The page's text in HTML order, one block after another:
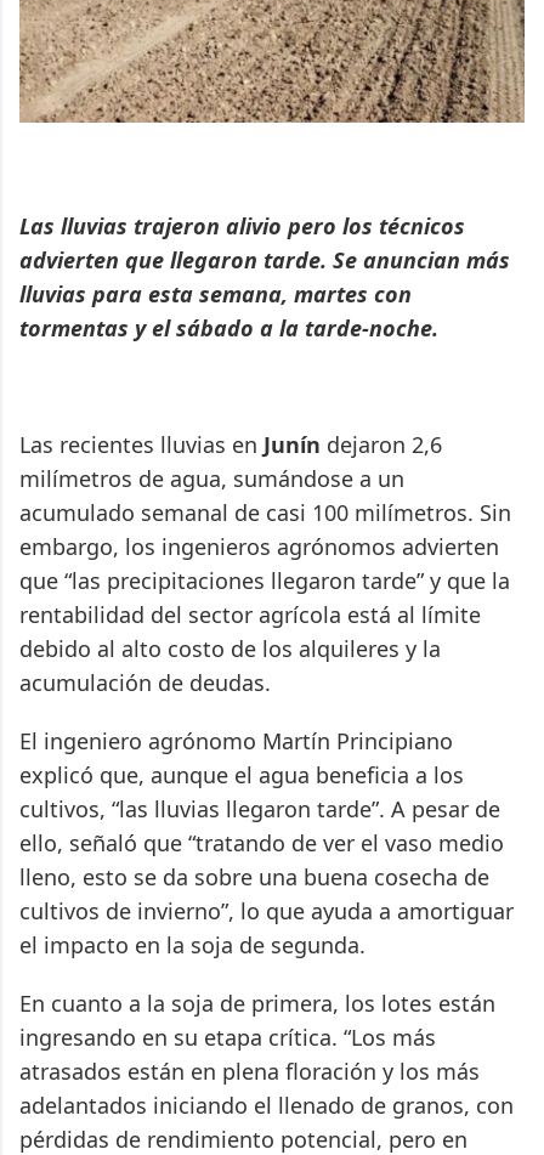
Las lluvias trajeron alivio pero los técnicos
advierten que llegaron tarde. Se anuncian más
lluvias para esta semana, martes con
tormentas y el sábado a la tarde-noche.
Las recientes lluvias en Junín dejaron 2,6
milímetros de agua, sumándose a un
acumulado semanal de casi 100 milímetros. Sin
embargo, los ingenieros agrónomos advierten
que “las precipitaciones llegaron tarde” y que la
rentabilidad del sector agrícola está al límite
debido al alto costo de los alquileres y la
acumulación de deudas.
El ingeniero agrónomo Martín Principiano
explicó que, aunque el agua beneficia a los
cultivos, “las lluvias llegaron tarde”. A pesar de
ello, señaló que “tratando de ver el vaso medio
lleno, esto se da sobre una buena cosecha de
cultivos de invierno”, lo que ayuda a amortiguar
el impacto en la soja de segunda.
En cuanto a la soja de primera, los lotes están
ingresando en su etapa crítica. “Los más
atrasados están en plena floración y los más
adelantados iniciando el llenado de granos, con
pérdidas de rendimiento potencial, pero en